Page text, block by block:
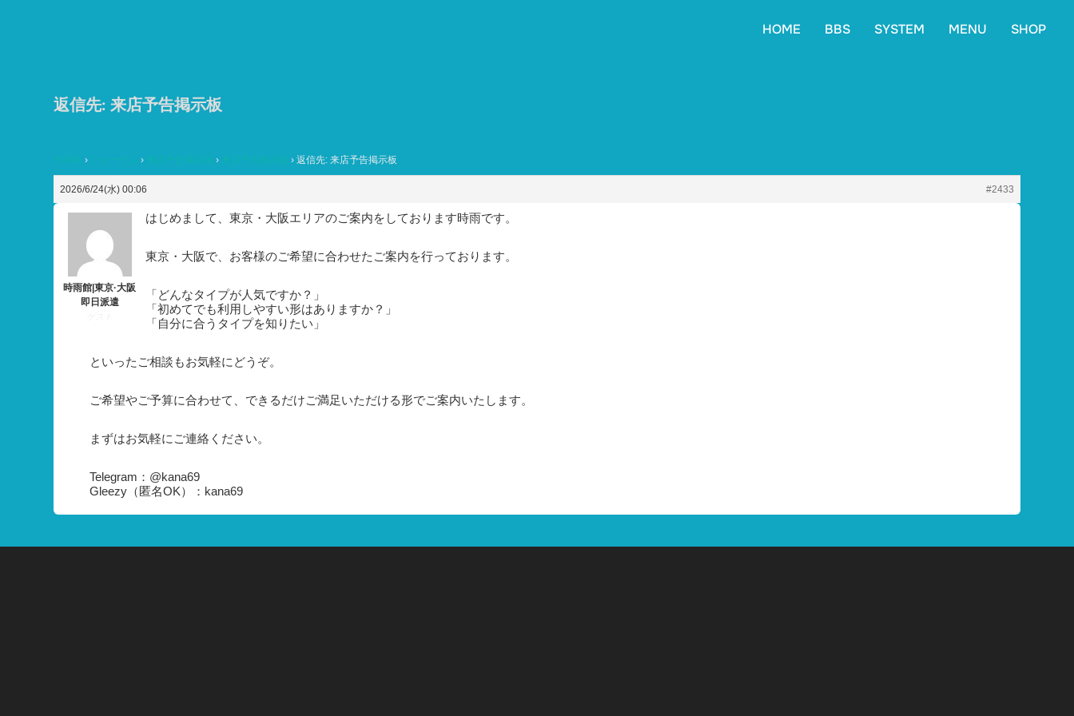
HOME BBS SYSTEM MENU SHOP
返信先: 来店予告掲示板
HOME › フォーラム › 来店予告掲示板 › 来店予告掲示板 › 返信先: 来店予告掲示板
2026/6/24(水) 00:06 #2433
時雨館|東京·大阪
即日派遣
はじめまして、東京・大阪エリアのご案内をしております時雨です。
東京・大阪で、お客様のご希望に合わせたご案内を行っております。
「どんなタイプが人気ですか？」
「初めてでも利用しやすい形はありますか？」
「自分に合うタイプを知りたい」
といったご相談もお気軽にどうぞ。
ご希望やご予算に合わせて、できるだけご満足いただける形でご案内いたします。
まずはお気軽にご連絡ください。
Telegram：@kana69
Gleezy（匿名OK）：kana69